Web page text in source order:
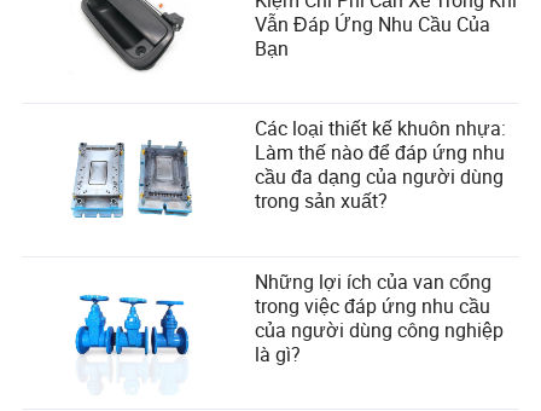
Vẫn Đáp Ứng Nhu Cầu Của
Bạn
Các loại thiết kế khuôn nhựa:
Làm thế nào để đáp ứng nhu
cầu đa dạng của người dùng
trong sản xuất?
Những lợi ích của van cổng
trong việc đáp ứng nhu cầu
của người dùng công nghiệp
là gì?